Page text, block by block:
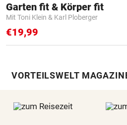
Garten fit & Körper fit
Mit Toni Klein & Karl Ploberger
€19,99
VORTEILSWELT